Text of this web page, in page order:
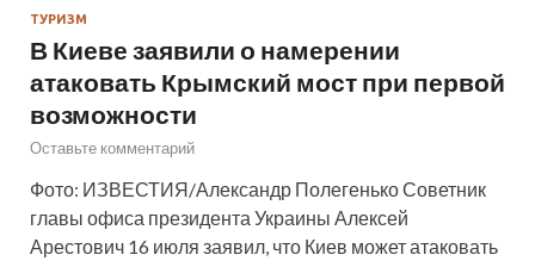
ТУРИЗМ
В Киеве заявили о намерении
атаковать Крымский мост при первой
возможности
Оставьте комментарий
Фото: ИЗВЕСТИЯ/Александр Полегенько Советник
главы офиса президента Украины Алексей
Арестович 16 июля заявил, что Киев может атаковать